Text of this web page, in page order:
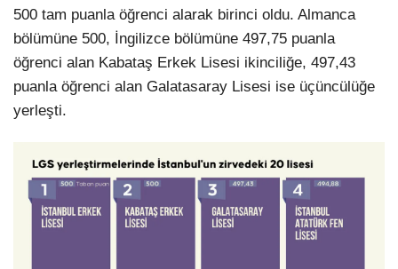
500 tam puanla öğrenci alarak birinci oldu. Almanca
bölümüne 500, İngilizce bölümüne 497,75 puanla
öğrenci alan Kabataş Erkek Lisesi ikinciliğe, 497,43
puanla öğrenci alan Galatasaray Lisesi ise üçüncülüğe
yerleşti.